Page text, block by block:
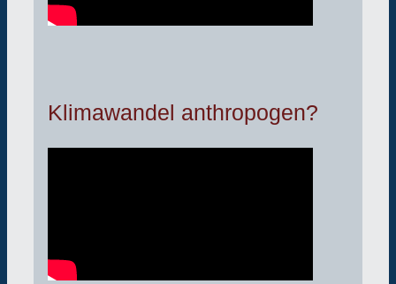
Klimawandel anthropogen?